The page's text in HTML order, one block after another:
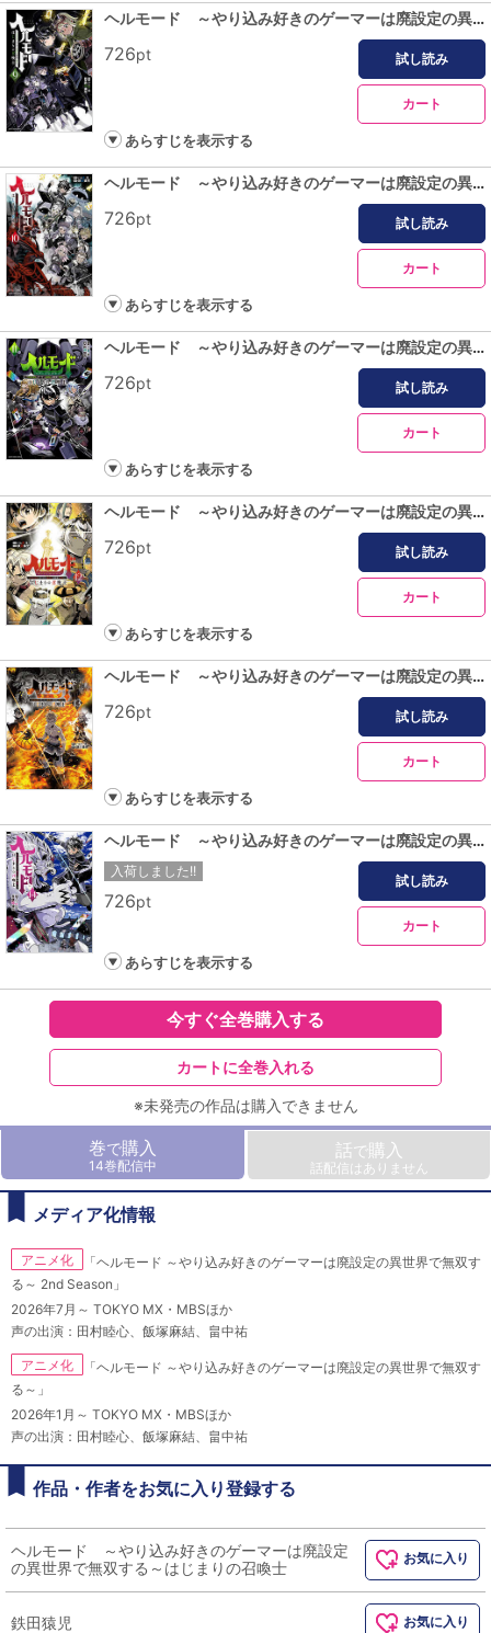
ヘルモード ～やり込み好きのゲーマーは廃設定の異世界で無双する～はじまりの召喚士９【電子書店共通特典イラスト付】
726pt 試し読み
カート
あらすじを表示する
ヘルモード ～やり込み好きのゲーマーは廃設定の異世界で無双する～はじまりの召喚士１０【電子書店共通特典イラスト付】
726pt 試し読み
カート
あらすじを表示する
ヘルモード ～やり込み好きのゲーマーは廃設定の異世界で無双する～はじまりの召喚士１１【電子書店共通特典イラスト付】
726pt 試し読み
カート
あらすじを表示する
ヘルモード ～やり込み好きのゲーマーは廃設定の異世界で無双する～はじまりの召喚士１２【電子書店共通特典イラスト付】
726pt 試し読み
カート
あらすじを表示する
ヘルモード ～やり込み好きのゲーマーは廃設定の異世界で無双する～はじまりの召喚士１３【電子書店共通特典イラスト付】
726pt 試し読み
カート
あらすじを表示する
ヘルモード ～やり込み好きのゲーマーは廃設定の異世界で無双する～はじまりの召喚士１４【電子書店共通特典イラスト付】
入荷しました!!
726pt
試し読み
カート
あらすじを表示する
今すぐ全巻購入する
カートに全巻入れる
※未発売の作品は購入できません
巻で購入
14巻配信中
話で購入
話配信はありません
メディア化情報
アニメ化
「ヘルモード ～やり込み好きのゲーマーは廃設定の異世界で無双す
る～ 2nd Season」
2026年7月～ TOKYO MX・MBSほか
声の出演：田村睦心、飯塚麻結、畠中祐
アニメ化
「ヘルモード ～やり込み好きのゲーマーは廃設定の異世界で無双す
る～」
2026年1月～ TOKYO MX・MBSほか
声の出演：田村睦心、飯塚麻結、畠中祐
作品・作者をお気に入り登録する
ヘルモード ～やり込み好きのゲーマーは廃設定
の異世界で無双する～はじまりの召喚士
お気に入り
鉄田猿児 お気に入り